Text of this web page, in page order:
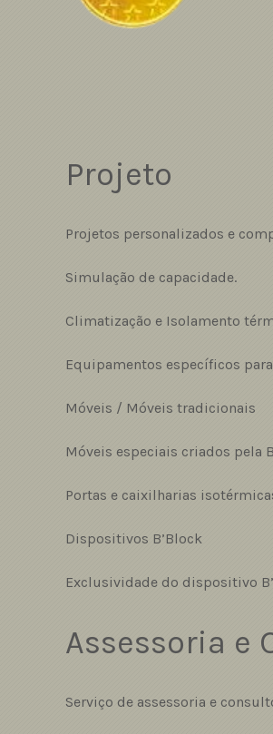
Projeto
Projetos personalizados e
Simulação de capacidade.
Climatização e Isolamento
Equipamentos específicos
Móveis / Móveis tradicionais
Móveis especiais criados pela
Portas e caixilharias
Dispositivos B’Block
Exclusividade do dispositivo
Assessoria e
Serviço de assessoria e